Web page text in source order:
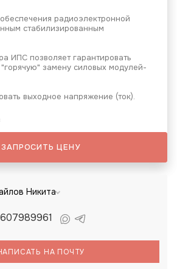
радиоэлектронной
стабилизированным
ИПС позволяет гарантировать
замену силовых модулей-
выходное напряжение (ток).
ЗАПРОСИТЬ ЦЕНУ
Никита
НА ПОЧТУ